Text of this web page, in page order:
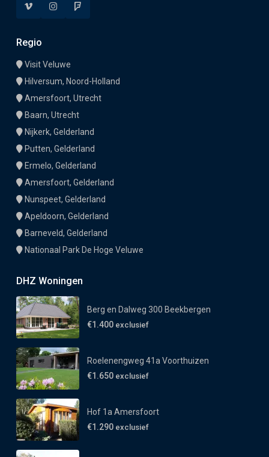
Regio
Visit Veluwe
Hilversum, Noord-Holland
Amersfoort, Utrecht
Baarn, Utrecht
Nijkerk, Gelderland
Putten, Gelderland
Ermelo, Gelderland
Amersfoort, Gelderland
Nunspeet, Gelderland
Apeldoorn, Gelderland
Barneveld, Gelderland
Nationaal Park De Hoge Veluwe
DHZ Woningen
Berg en Dalweg 300 Beekbergen
€1.400 exclusief
Roelenengweg 41a Voorthuizen
€1.650 exclusief
Hof 1a Amersfoort
€1.290 exclusief